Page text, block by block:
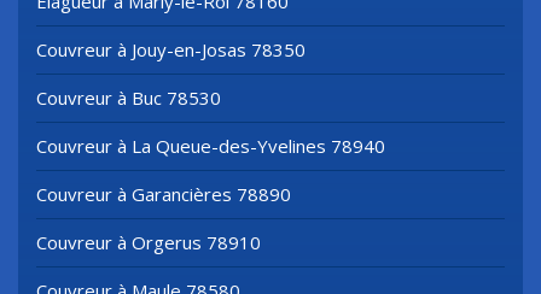
Couvreur à Jouy-en-Josas 78350
Couvreur à Buc 78530
Couvreur à La Queue-des-Yvelines 78940
Couvreur à Garancières 78890
Couvreur à Orgerus 78910